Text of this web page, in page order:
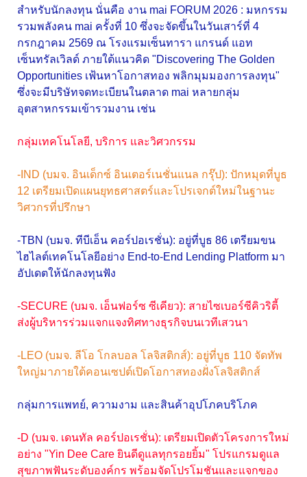
สำหรับนักลงทุน นั่นคือ งาน mai FORUM 2026 : มหกรรม
รวมพลังคน mai ครั้งที่ 10 ซึ่งจะจัดขึ้นในวันเสาร์ที่ 4
กรกฎาคม 2569 ณ โรงแรมเซ็นทารา แกรนด์ แอท
เซ็นทรัลเวิลด์ ภายใต้แนวคิด "Discovering The Golden
Opportunities เฟ้นหาโอกาสทอง พลิกมุมมองการลงทุน"
ซึ่งจะมีบริษัทจดทะเบียนในตลาด mai หลายกลุ่ม
อุตสาหกรรมเข้ารวมงาน เช่น
กลุ่มเทคโนโลยี, บริการ และวิศวกรรม
-IND (บมจ. อินเด็กซ์ อินเตอร์เนชั่นแนล กรุ๊ป): ปักหมุดที่บูธ
12 เตรียมเปิดแผนยุทธศาสตร์และโปรเจกต์ใหม่ในฐานะ
วิศวกรที่ปรึกษา
-TBN (บมจ. ทีบีเอ็น คอร์ปอเรชั่น): อยู่ที่บูธ 86 เตรียมขน
ไฮไลต์เทคโนโลยีอย่าง End-to-End Lending Platform มา
อัปเดตให้นักลงทุนฟัง
-SECURE (บมจ. เอ็นฟอร์ซ ซีเคียว): สายไซเบอร์ซีคิวริตี้
ส่งผู้บริหารร่วมแจกแจงทิศทางธุรกิจบนเวทีเสวนา
-LEO (บมจ. ลีโอ โกลบอล โลจิสติกส์): อยู่ที่บูธ 110 จัดทัพ
ใหญ่มาภายใต้คอนเซปต์เปิดโอกาสทองฝั่งโลจิสติกส์
กลุ่มการแพทย์, ความงาม และสินค้าอุปโภคบริโภค
-D (บมจ. เดนทัล คอร์ปอเรชั่น): เตรียมเปิดตัวโครงการใหม่
อย่าง "Yin Dee Care ยินดีดูแลทุกรอยยิ้ม" โปรแกรมดูแล
สุขภาพฟันระดับองค์กร พร้อมจัดโปรโมชันและแจกของ